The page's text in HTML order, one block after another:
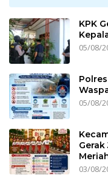
KPK
05/08/
05/08/
03/08/